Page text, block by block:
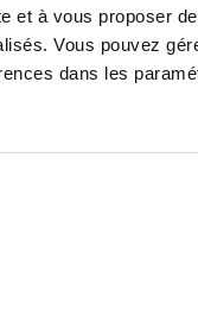
et à vous proposer
Vous pouvez
dans les